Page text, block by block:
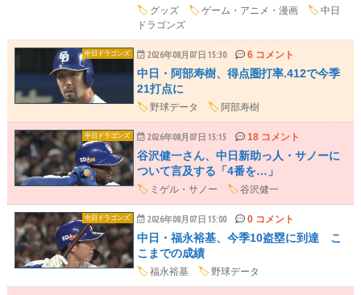
🏷️ グッズ 🏷️ゲーム・アニメ・漫画 🏷️中日
ドラゴンズ
中日ドラゴンズ 2026年08月07日 15:30 6 コメント
中日・阿部寿樹、得点圏打率.412で今季
21打点に
🏷️野球データ 🏷️ 阿部寿樹
中日ドラゴンズ 2026年08月07日 15:15 18 コメント
谷沢健一さん、中日新助っ人・サノーに
ついて言及する「4番を…」
🏷️ ミゲル・サノー 🏷️谷沢健一
中日ドラゴンズ 2026年08月07日 15:00 0 コメント
中日・福永裕基、今季10盗塁に到達 こ
こまでの成績
🏷️福永裕基 🏷️野球データ